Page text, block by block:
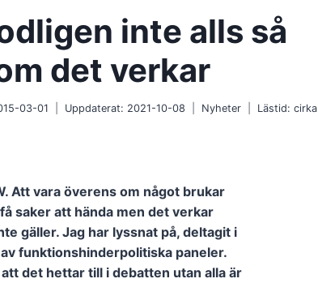
inte alls så
det verkar
03-01 Uppdaterat: 2021-10-08 Nyheter Lästid: cirka
Att vara överens om något brukar
saker att hända men det verkar
gäller. Jag har lyssnat på, deltagit i
funktionshinderpolitiska paneler.
det hettar till i debatten utan alla är